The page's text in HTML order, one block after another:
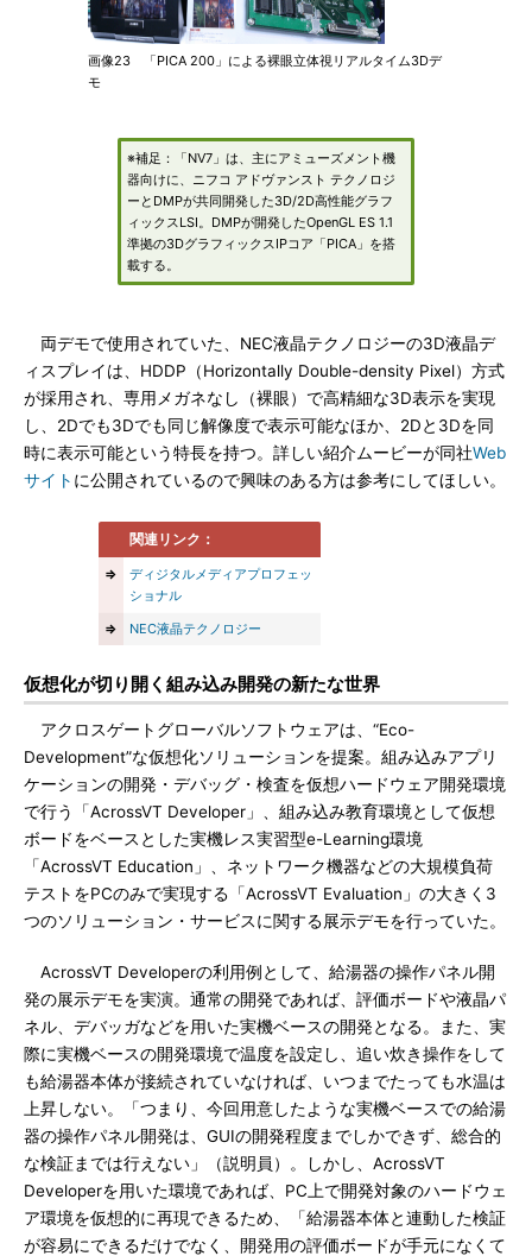
画像23 「PICA 200」による裸眼立体視リアルタイム3Dデ
モ
※補足：「NV7」は、主にアミューズメント機
器向けに、ニフコ アドヴァンスト テクノロジ
ーとDMPが共同開発した3D/2D高性能グラフ
ィックスLSI。DMPが開発したOpenGL ES 1.1
準拠の3DグラフィックスIPコア「PICA」を搭
載する。
両デモで使用されていた、NEC液晶テクノロジーの3D液晶デ
ィスプレイは、HDDP（Horizontally Double-density Pixel）方式
が採用され、専用メガネなし（裸眼）で高精細な3D表示を実現
し、2Dでも3Dでも同じ解像度で表示可能なほか、2Dと3Dを同
時に表示可能という特長を持つ。詳しい紹介ムービーが同社Web
サイト に公開されているので興味のある方は参考にしてほしい。
関連リンク：
⇒
ディジタルメディアプロフェッ
ショナル
⇒
NEC液晶テクノロジー
仮想化が切り開く組み込み開発の新たな世界
アクロスゲートグローバルソフトウェアは、“Eco-
Development”な仮想化ソリューションを提案。組み込みアプリ
ケーションの開発・デバッグ・検査を仮想ハードウェア開発環境
で行う「AcrossVT Developer」、組み込み教育環境として仮想
ボードをベースとした実機レス実習型e-Learning環境
「AcrossVT Education」、ネットワーク機器などの大規模負荷
テストをPCのみで実現する「AcrossVT Evaluation」の大きく3
つのソリューション・サービスに関する展示デモを行っていた。
AcrossVT Developerの利用例として、給湯器の操作パネル開
発の展示デモを実演。通常の開発であれば、評価ボードや液晶パ
ネル、デバッガなどを用いた実機ベースの開発となる。また、実
際に実機ベースの開発環境で温度を設定し、追い炊き操作をして
も給湯器本体が接続されていなければ、いつまでたっても水温は
上昇しない。「つまり、今回用意したような実機ベースでの給湯
器の操作パネル開発は、GUIの開発程度までしかできず、総合的
な検証までは行えない」（説明員）。しかし、AcrossVT
Developerを用いた環境であれば、PC上で開発対象のハードウェ
ア環境を仮想的に再現できるため、「給湯器本体と連動した検証
が容易にできるだけでなく、開発用の評価ボードが手元になくて